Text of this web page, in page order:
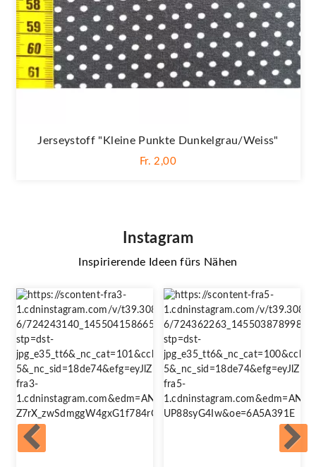
Jerseystoff "Kleine Punkte Dunkelgrau/weiss"
Fr. 2,00
Instagram
Inspirierende Ideen fürs Nähen